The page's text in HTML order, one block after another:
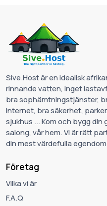
Sive.Host är en idealisk
rinnande vatten, inget
bra sophämtningstjänster,
internet, bra säkerhet,
sjukhus ... Kom och bygg din
salong, vår hem. Vi är rätt
din mest värdefulla
Företag
Vilka vi är
F.A.Q